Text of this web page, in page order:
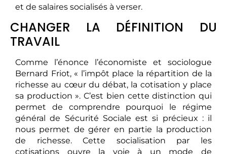
et de salaires socialisés à verser.
CHANGER LA DÉFINITION DU
TRAVAIL
Comme l’énonce l’économiste et sociologue
Bernard Friot, « l’impôt place la répartition de la
richesse au cœur du débat, la cotisation y place
sa production ». C’est bien cette distinction qui
permet de comprendre pourquoi le régime
général de Sécurité Sociale est si précieux : il
nous permet de gérer en partie la production
de richesse. Cette socialisation par les
cotisations ouvre la voie à un mode de